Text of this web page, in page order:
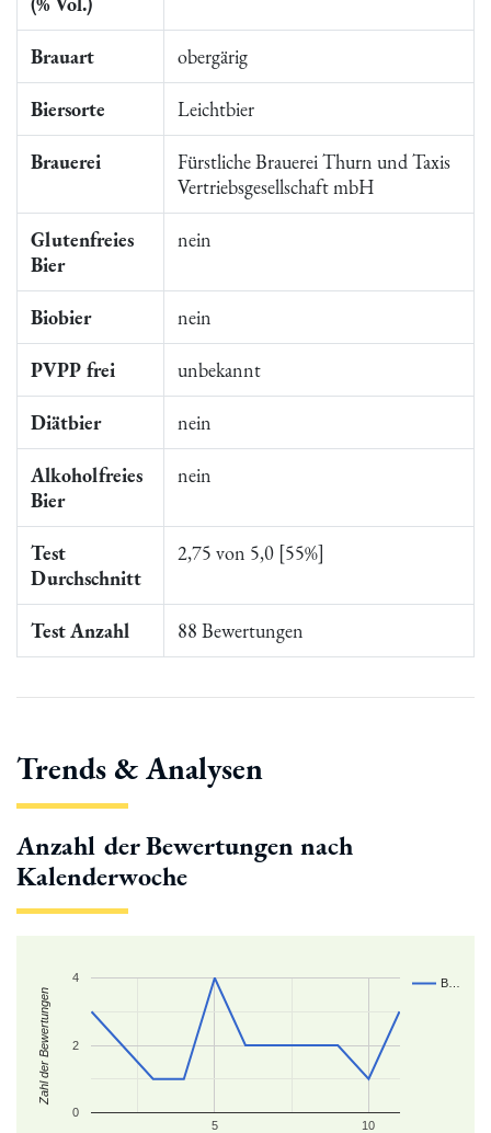
Brauart obergärig
Biersorte Leichtbier
Brauerei
Fürstliche Brauerei Thurn und Taxis
Vertriebsgesellschaft mbH
Glutenfreies
Bier
nein
Biobier nein
PVPP frei unbekannt
Diätbier nein
Alkoholfreies
Bier
nein
Test
Durchschnitt
2,75 von 5,0 [55%]
Test Anzahl 88 Bewertungen
Trends & Analysen
Anzahl der Bewertungen nach
Kalenderwoche
B…
5 10
0
2
4
Zahl der Bewertungen